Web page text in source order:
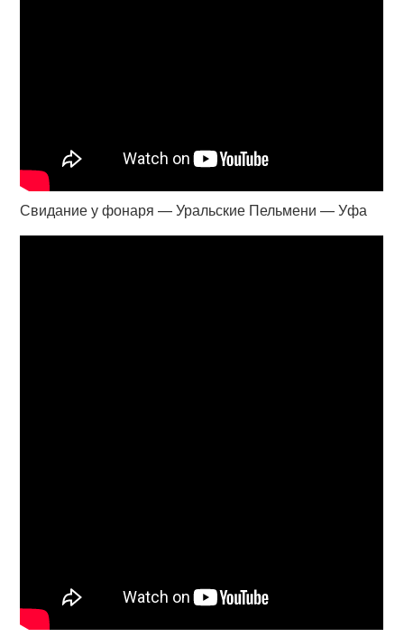
Свидание у фонаря — Уральские Пельмени — Уфа